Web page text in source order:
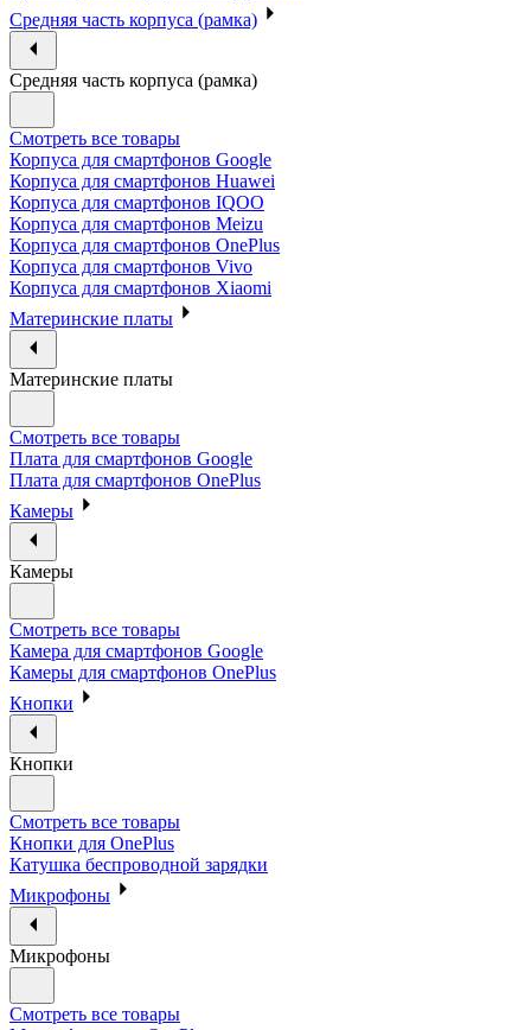
Средняя часть корпуса (рамка)
Средняя часть корпуса (рамка)
Смотреть все товары
Корпуса для смартфонов Google
Корпуса для смартфонов Huawei
Корпуса для смартфонов IQOO
Корпуса для смартфонов Meizu
Корпуса для смартфонов OnePlus
Корпуса для смартфонов Vivo
Корпуса для смартфонов Xiaomi
Материнские платы
Материнские платы
Смотреть все товары
Плата для смартфонов Google
Плата для смартфонов OnePlus
Камеры
Камеры
Смотреть все товары
Камера для смартфонов Google
Камеры для смартфонов OnePlus
Кнопки
Кнопки
Смотреть все товары
Кнопки для OnePlus
Катушка беспроводной зарядки
Микрофоны
Микрофоны
Смотреть все товары